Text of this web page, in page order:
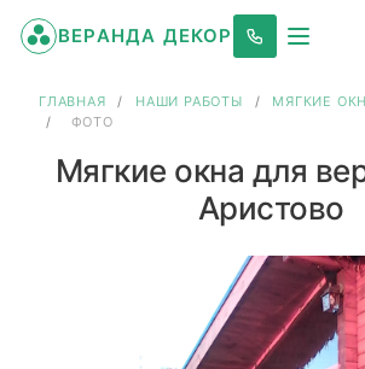
ВЕРАНДА ДЕКОР
ГЛАВНАЯ / НАШИ РАБОТЫ /
МЯГКИЕ
/
ФОТО
Мягкие окна для
Аристово